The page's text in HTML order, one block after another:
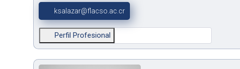
ksalazar@flacso.ac.cr
Perfil Profesional